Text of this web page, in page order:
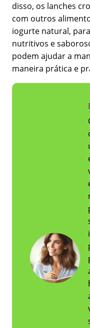
disso, os lanches
com outros
iogurte natural,
nutritivos e
podem ajudar a
maneira prática e